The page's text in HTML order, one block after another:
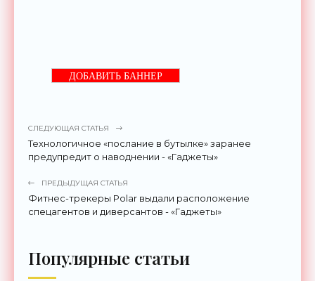
ДОБАВИТЬ БАННЕР
СЛЕДУЮЩАЯ СТАТЬЯ
Технологичное «послание в бутылке» заранее
предупредит о наводнении - «Гаджеты»
ПРЕДЫДУЩАЯ СТАТЬЯ
Фитнес-трекеры Polar выдали расположение
спецагентов и диверсантов - «Гаджеты»
Популярные статьи